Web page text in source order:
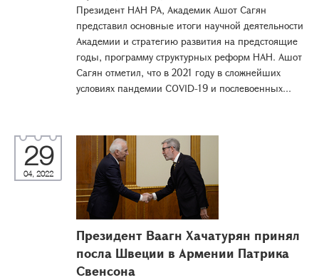
Президент НАН РА, Академик Ашот Сагян
представил основные итоги научной деятельности
Академии и стратегию развития на предстоящие
годы, программу структурных реформ НАН. Ашот
Сагян отметил, что в 2021 году в сложнейших
условиях пандемии COVID-19 и послевоенных...
29
04, 2022
Президент Ваагн Хачатурян принял
посла Швеции в Армении Патрика
Свенсона